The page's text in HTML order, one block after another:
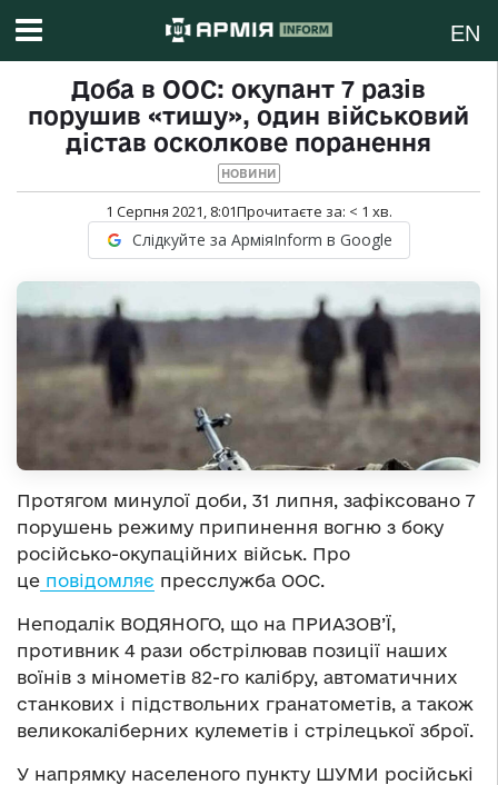
EN
Доба в ООС: окупант 7 разів
порушив «тишу», один військовий
дістав осколкове поранення
НОВИНИ
1 Серпня 2021, 8:01Прочитаєте за: < 1 хв.
Слідкуйте за АрміяInform в Google
Протягом минулої доби, 31 липня, зафіксовано 7
порушень режиму припинення вогню з боку
російсько-окупаційних військ. Про
це повідомляє пресслужба ООС.
Неподалік ВОДЯНОГО, що на ПРИАЗОВ’Ї,
противник 4 рази обстрілював позиції наших
воїнів з мінометів 82-го калібру, автоматичних
станкових і підствольних гранатометів, а також
великокаліберних кулеметів і стрілецької зброї.
У напрямку населеного пункту ШУМИ російські